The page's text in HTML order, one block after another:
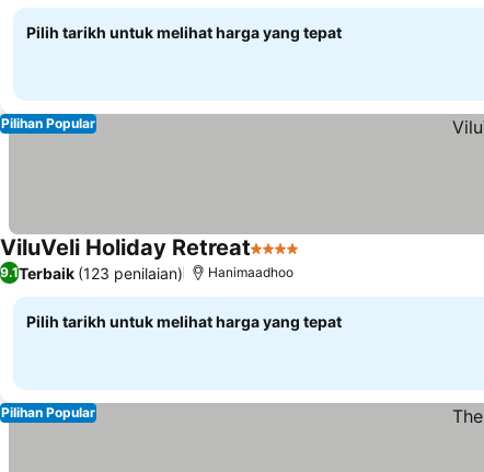
Pilih tarikh untuk melihat harga yang tepat
Pilihan Popular
ViluVeli Holiday Retreat4 Bintang
9.1Terbaik (123 penilaian) Hanimaadhoo
Pilih tarikh untuk melihat harga yang tepat
Pilihan Popular